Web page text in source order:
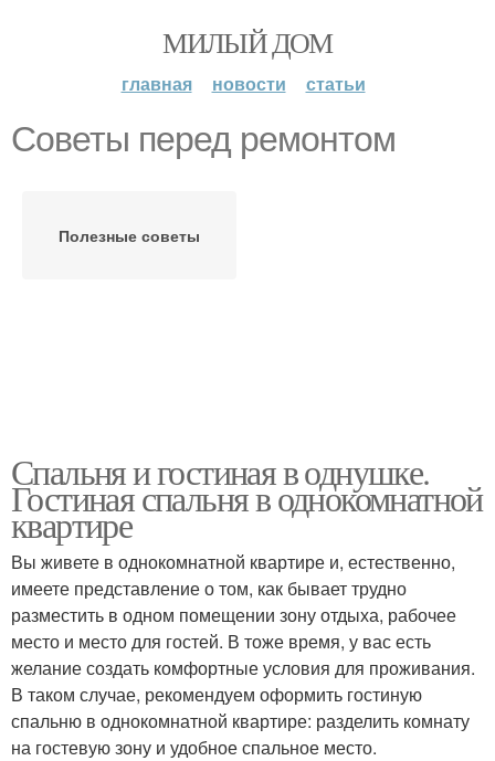
МИЛЫЙ ДОМ
главная новости статьи
Советы перед ремонтом
Полезные советы
Спальня и гостиная в однушке.
Гостиная спальня в однокомнатной
квартире
Вы живете в однокомнатной квартире и, естественно,
имеете представление о том, как бывает трудно
разместить в одном помещении зону отдыха, рабочее
место и место для гостей. В тоже время, у вас есть
желание создать комфортные условия для проживания.
В таком случае, рекомендуем оформить гостиную
спальню в однокомнатной квартире: разделить комнату
на гостевую зону и удобное спальное место.